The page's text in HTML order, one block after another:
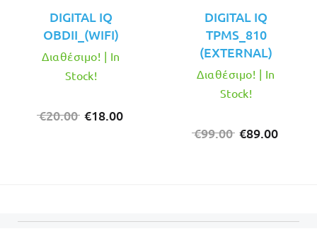
DIGITAL IQ
OBDII_(WIFI)
€20.00 Original
€18.00
Διαθέσιμο! | In
Stock!
DIGITAL IQ
TPMS_810
(EXTERNAL)
€99.00 Original
€89.00
Διαθέσιμο! | In
Stock!